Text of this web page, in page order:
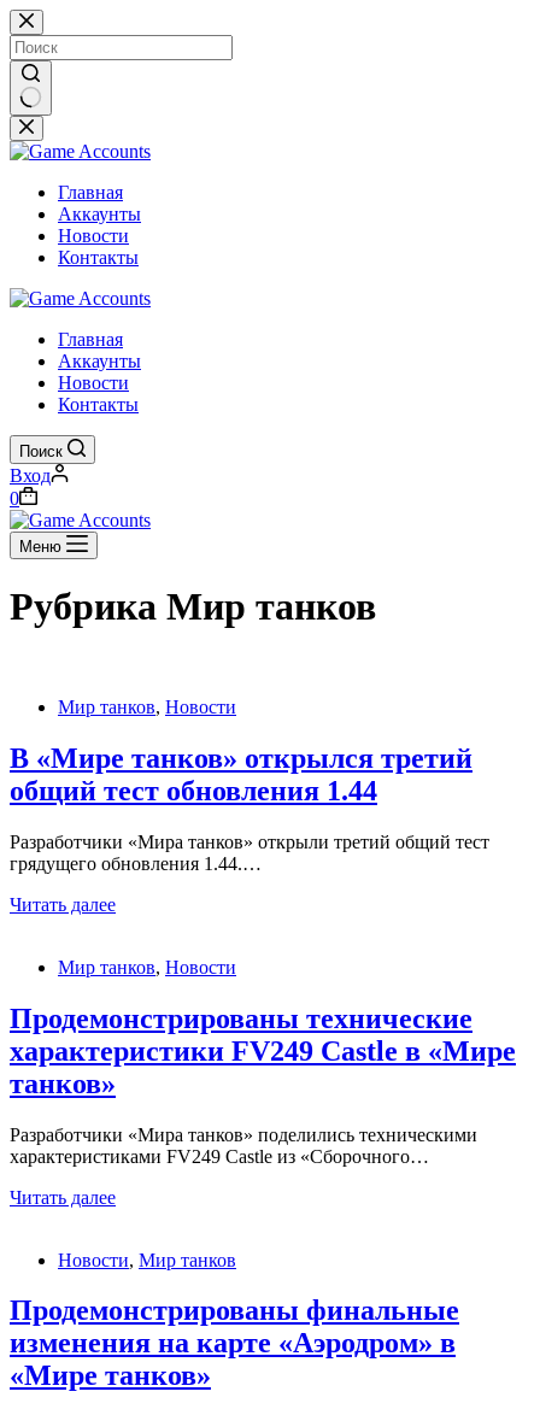
Перейти
к
сути
Ничего
не
Главная
Аккаунты
Новости
Контакты
Главная
Аккаунты
Новости
Контакты
Поиск
Вход
Корзина
0
Меню
Рубрика Мир танков
Мир танков, Новости
В «Мире танков» открылся третий
общий тест обновления 1.44
Разработчики «Мира танков» открыли третий общий тест
грядущего обновления 1.44.…
Читать далееВ
открылся
общий
тест
обновления
Мир танков, Новости
Продемонстрированы технические
характеристики FV249 Castle в «Мире
танков»
Разработчики «Мира танков» поделились техническими
характеристиками FV249 Castle из «Сборочного…
Читать далееПродемонстрированы
FV249
в
«Мире
танков»
Новости, Мир танков
Продемонстрированы финальные
изменения на карте «Аэродром» в
«Мире танков»